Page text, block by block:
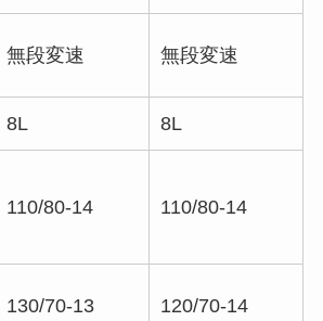
無段変速 無段変速
8L 8L
110/80-14 110/80-14
130/70-13 120/70-14